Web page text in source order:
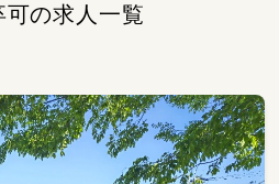
の求人一覧